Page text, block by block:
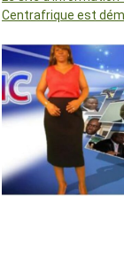
Centrafrique est